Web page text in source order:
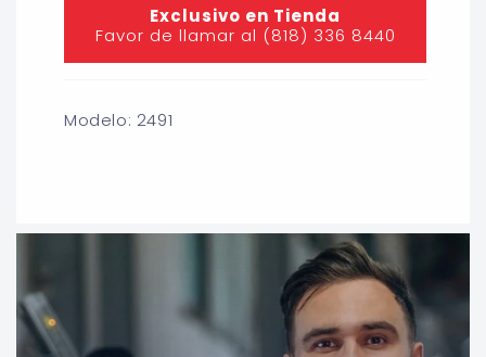
Exclusivo en Tienda
Favor de llamar al (818) 336 8440
Modelo: 2491